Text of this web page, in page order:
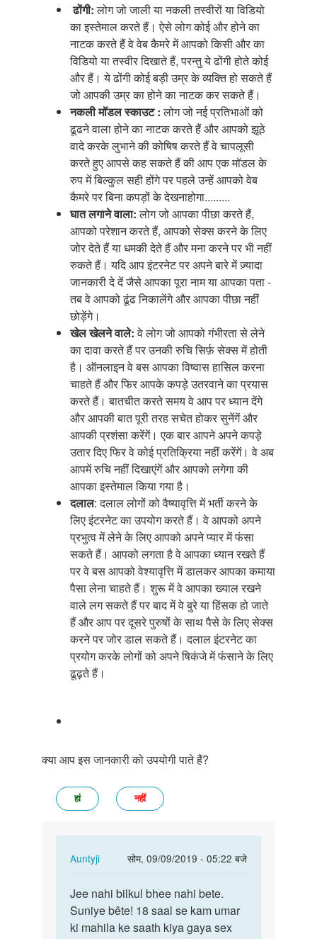
ढोंगी:लोग जो जाली या नकली तस्वीरों या विडियो
का इस्तेमाल करते हैं। ऐसे लोग कोई और होने का
नाटक करते हैं वे वेब कैमरे में आपको किसी और का
विडियो या तस्वीर दिखाते हैं, परन्तु ये ढोंगी होते कोई
और हैं। ये ढोंगी कोई बड़ी उम्र के व्यक्ति हो सकते हैं
जो आपकी उम्र का होने का नाटक कर सकते हैं।
नकलीमॉडलस्काउट:लोग जो नई प्रतिभाओं को
ढूढने वाला होने का नाटक करते हैं और आपको झूठे
वादे करके लुभाने की कोषिष करते हैं वे चापलूसी
करते हुए आपसे कह सकते हैं की आप एक मॉडल के
रुप में बिल्कुल सही होंगे पर पहले उन्हें आपको वेब
कैमरेपरबिनाकपड़ोंके देखनाहोगा.........
घातलगानेवाला:लोग जो आपका पीछा करते हैं,
आपको परेशान करते हैं, आपको सेक्स करने के लिए
जोर देते हैं या धमकी देते हैं और मना करने पर भी नहीं
रुकते हैं। यदि आप इंटरनेट पर अपने बारे में ज़्यादा
जानकारी दे दें जैसे आपका पूरा नाम या आपका पता -
तब वे आपको ढूंढ निकालेंगे और आपका पीछा नहीं
छोड़ेंगे।
खेलखेलनेवाले:वे लोग जो आपको गंभीरता से लेने
का दावा करते हैं पर उनकी रुचि सिर्फ़ सेक्स में होती
है। ऑनलाइन वे बस आपका विष्वास हासिल करना
चाहते हैं और फिर आपके कपड़े उतरवाने का प्रयास
करते हैं। बातचीत करते समय वे आप पर ध्यान देंगे
और आपकी बात पूरी तरह सचेत होकर सुनेंगें और
आपकी प्रशंसा करेंगें। एक बार आपने अपने कपड़े
उतार दिए फिर वे कोई प्रतिक्रिया नहीं करेंगें। वे अब
आपमें रुचि नहीं दिखाएंगें और आपको लगेगा की
आपका इस्तेमाल किया गया है।
दलाल: दलाल लोगों को वैष्यावृत्ति में भर्ती करने के
लिए इंटरनेट का उपयोग करते हैं। वे आपको अपने
प्रभुत्व में लेने के लिए आपको अपने प्यार में फंसा
सकते हैं। आपको लगता है वे आपका ध्यान रखते हैं
पर वे बस आपको वेश्यावृत्ति में डालकर आपका कमाया
पैसा लेना चाहते हैं। शुरू में वे आपका ख्याल रखने
वाले लग सकते हैं पर बाद में वे बुरे या हिंसक हो जाते
हैं और आप पर दूसरे पुरुषों के साथ पैसे के लिए सेक्स
करने पर जोर डाल सकते हैं। दलाल इंटरनेट का
प्रयोग करके लोगों को अपने षिकंजे में फंसाने के लिए
ढूढ़ते हैं।
क्या आप इस जानकारी को उपयोगी पाते हैं?
हां नहीं
Auntyji
सोम, 09/09/2019 - 05:22 बजे
In
to
larkiya
15
Jee
nahi
bilkul
Jee nahi bilkul bhee nahi bete.
Suniye bête! 18 saal se kam umar
ki mahila ke saath kiya gaya sex